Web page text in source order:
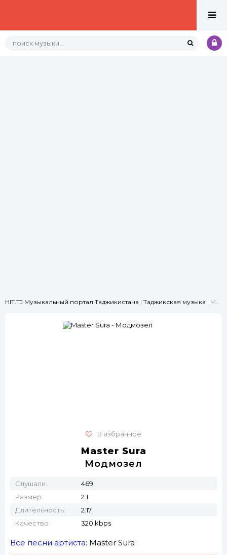
HIT.TJ Музыкальный портал Таджикистана | Таджикская музыка | Master Sura - Модмозел
В избранное
Master Sura
Модмозел
Слушали:
469
Размер:
2.1
Длительность:
2:17
Качество:
320 kbps
Все песни артиста: Master Sura